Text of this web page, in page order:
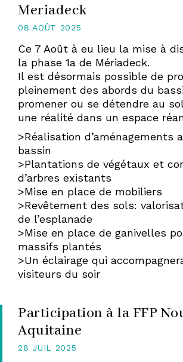
Meriadeck
08 AOÛT 2025
Ce 7 Août à eu lieu la mise à
la phase 1a de Mériadeck.
Il est désormais possible de
pleinement des abords du
promener ou se détendre au
une réalité dans un espace
>Réalisation d’aménagements
bassin
>Plantations de végétaux et
d’arbres existants
>Mise en place de mobiliers
>Revêtement des sols:
de l’esplanade
>Mise en place de ganivelles
massifs plantés
>Un éclairage qui
visiteurs du soir
Participation à la FFP
Aquitaine
28 JUIL 2025